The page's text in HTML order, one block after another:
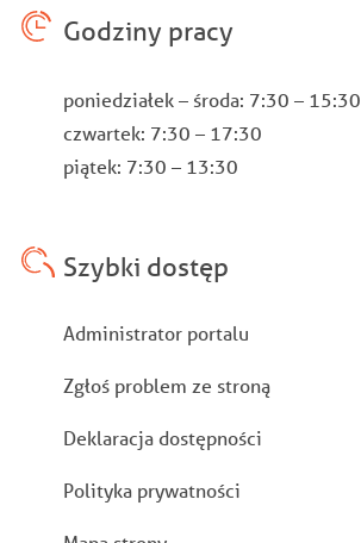
Godziny pracy
poniedziałek – środa: 7:30 – 15:30
czwartek: 7:30 – 17:30
piątek: 7:30 – 13:30
Szybki dostęp
Stopka
Administrator portalu
Zgłoś problem ze stroną
Deklaracja dostępności
Polityka prywatności